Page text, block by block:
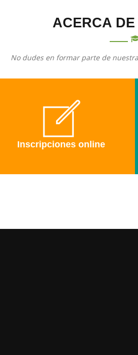
ACERCA
No dudes en formar parte de
Inscripciones online